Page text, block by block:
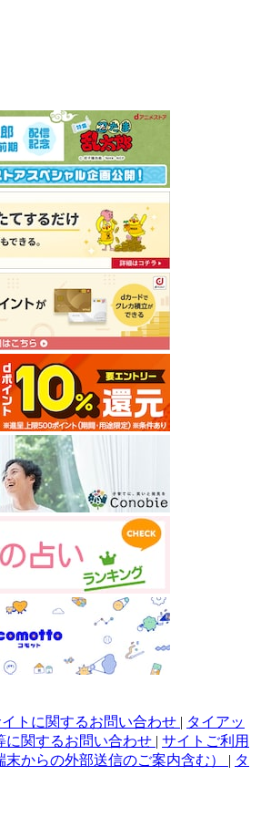
トに関するお問い合わせ | タイアッ
に関するお問い合わせ | サイトご利用
からの外部送信のご案内含む） | タ